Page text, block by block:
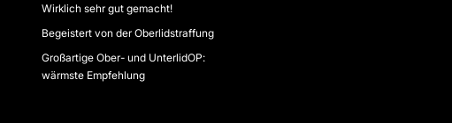
Wirklich sehr gut gemacht!
Begeistert von der Oberlidstraffung
Großartige Ober- und UnterlidOP:
wärmste Empfehlung